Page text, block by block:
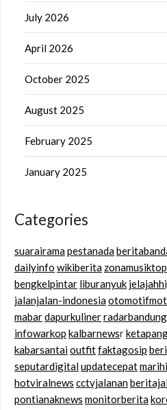
July 2026
April 2026
October 2025
August 2025
February 2025
January 2025
Categories
suarairamapestanada
dailyinfo wikiberita zonamusiktop
bengkelpintar liburanyuk
jalanjalan-indonesia
mabardapurkulinerradarbandung
infowarkop kalbarnewsr
kabarsantaioutfitfaktagosip
seputardigitalupdatecepat
hotviralnews cctvjalanan
pontianaknews monitorberita